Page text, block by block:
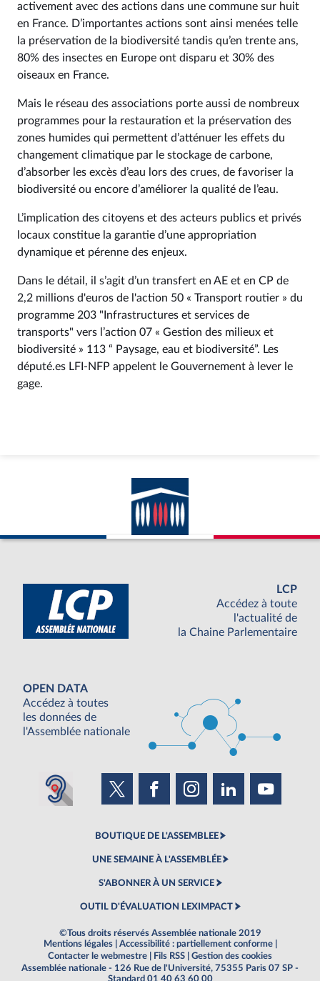
activement avec des actions dans une commune sur huit
en France. D’importantes actions sont ainsi menées telle
la préservation de la biodiversité tandis qu’en trente ans,
80% des insectes en Europe ont disparu et 30% des
oiseaux en France.
Mais le réseau des associations porte aussi de nombreux
programmes pour la restauration et la préservation des
zones humides qui permettent d’atténuer les effets du
changement climatique par le stockage de carbone,
d’absorber les excès d’eau lors des crues, de favoriser la
biodiversité ou encore d’améliorer la qualité de l’eau.
L’implication des citoyens et des acteurs publics et privés
locaux constitue la garantie d’une appropriation
dynamique et pérenne des enjeux.
Dans le détail, il s’agit d’un transfert en AE et en CP de
2,2 millions d'euros de l'action 50 « Transport routier » du
programme 203 "Infrastructures et services de
transports" vers l’action 07 « Gestion des milieux et
biodiversité » 113 “ Paysage, eau et biodiversité”. Les
député.es LFI-NFP appelent le Gouvernement à lever le
gage.
LCP
Accédez à toute
l'actualité de
la Chaine Parlementaire
OPEN DATA
Accédez à toutes
les données de
l'Assemblée nationale
BOUTIQUE DE L'ASSEMBLEE
UNE SEMAINE À L'ASSEMBLÉE
S'ABONNER À UN SERVICE
OUTIL D'ÉVALUATION LEXIMPACT
©Tous droits réservés Assemblée nationale 2019
Mentions légales
Accessibilité : partiellement conforme
Contacter le webmestre
Fils RSS
Gestion des cookies
Assemblée nationale - 126 Rue de l'Université, 75355 Paris 07 SP -
Standard 01 40 63 60 00